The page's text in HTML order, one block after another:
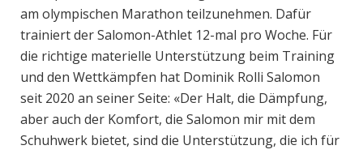
am olympischen Marathon teilzunehmen. Dafür
trainiert der Salomon-Athlet 12-mal pro Woche. Für
die richtige materielle Unterstützung beim Training
und den Wettkämpfen hat Dominik Rolli Salomon
seit 2020 an seiner Seite: «Der Halt, die Dämpfung,
aber auch der Komfort, die Salomon mir mit dem
Schuhwerk bietet, sind die Unterstützung, die ich für